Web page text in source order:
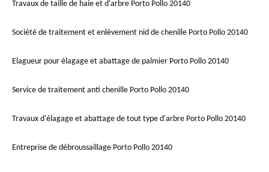
Travaux de taille de haie et d'arbre Porto Pollo 20140
Société de traitement et enlèvement nid de chenille Porto Pollo 20140
Elagueur pour élagage et abattage de palmier Porto Pollo 20140
Service de traitement anti chenille Porto Pollo 20140
Travaux d'élagage et abattage de tout type d'arbre Porto Pollo 20140
Entreprise de débroussaillage Porto Pollo 20140